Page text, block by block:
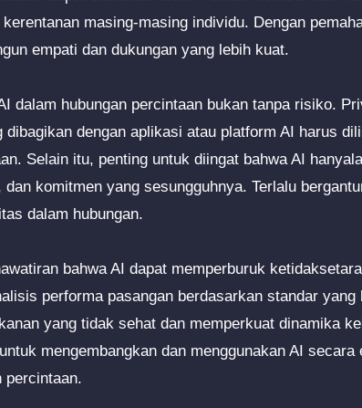
masing-masing individu. Dengan
empati dan dukungan yang lebih kuat.
dalam hubungan percintaan bukan tanpa risiko.
dibagikan dengan aplikasi atau platform AI harus
Selain itu, penting untuk diingat bahwa AI
komitmen yang sesungguhnya. Terlalu
dalam hubungan.
bahwa AI dapat memperburuk
performa pasangan berdasarkan standar
yang tidak sehat dan memperkuat dinamika
mengembangkan dan menggunakan AI secara
percintaan.